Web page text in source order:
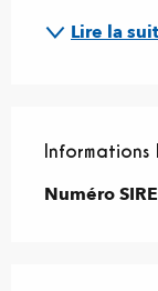
Lire la
Informations
Informations
Numéro